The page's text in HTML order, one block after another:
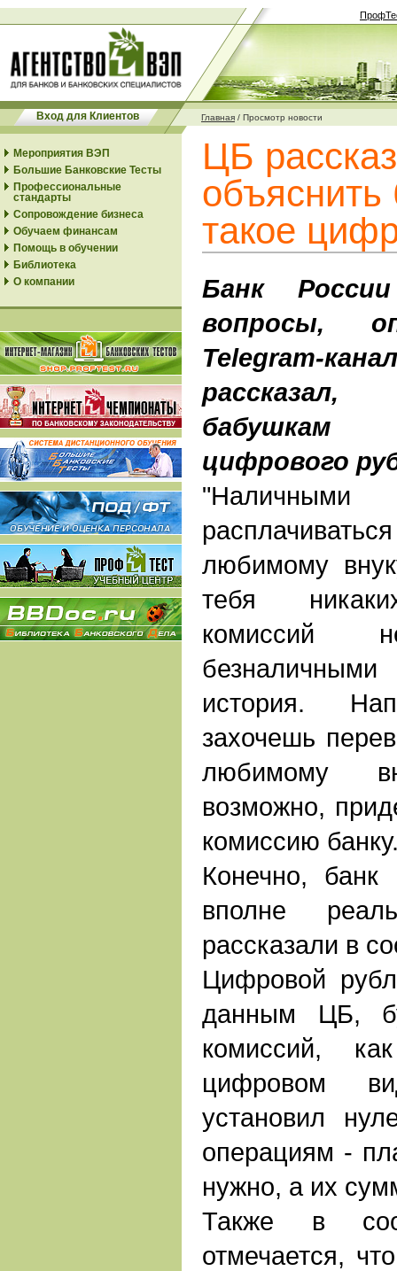
Вход для Клиентов Главная / Просмотр новости
Мероприятия ВЭП
Большие Банковские Тесты
Профессиональные
стандарты
Сопровождение бизнеса
Обучаем финансам
Помощь в обучении
Библиотека
О компании
ЦБ
такое
Банк
вопросы,
Telegram-
бабушкам
цифрового
любимому
тебя
комиссий
история.
захочешь
любимому
возможно,
комиссию
Конечно,
вполне
рассказали в
Цифровой
данным ЦБ,
комиссий,
цифровом
установил
операциям -
нужно, а их
Также в
отмечается,